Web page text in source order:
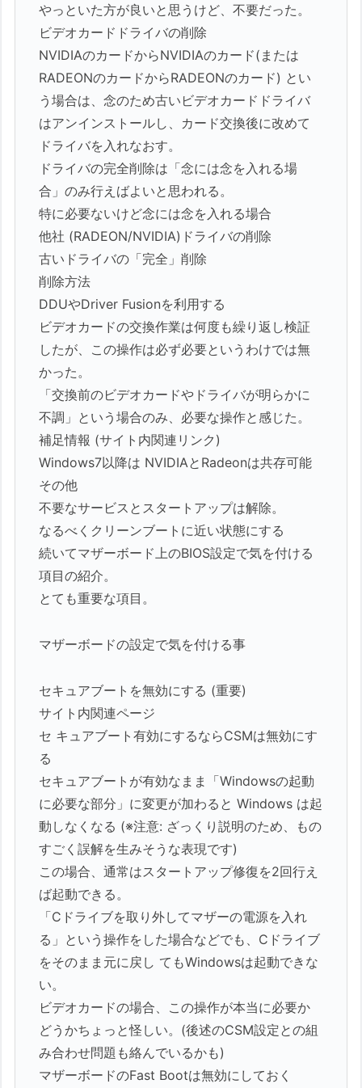
やっといた方が良いと思うけど、不要だった。
ビデオカードドライバの削除
NVIDIAのカードからNVIDIAのカード(または
RADEONのカードからRADEONのカード) とい
う場合は、念のため古いビデオカードドライバ
はアンインストールし、カード交換後に改めて
ドライバを入れなおす。
ドライバの完全削除は「念には念を入れる場
合」のみ行えばよいと思われる。
特に必要ないけど念には念を入れる場合
他社 (RADEON/NVIDIA)ドライバの削除
古いドライバの「完全」削除
削除方法
DDUやDriver Fusionを利用する
ビデオカードの交換作業は何度も繰り返し検証
したが、この操作は必ず必要というわけでは無
かった。
「交換前のビデオカードやドライバが明らかに
不調」という場合のみ、必要な操作と感じた。
補足情報 (サイト内関連リンク)
Windows7以降は NVIDIAとRadeonは共存可能
その他
不要なサービスとスタートアップは解除。
なるべくクリーンブートに近い状態にする
続いてマザーボード上のBIOS設定で気を付ける
項目の紹介。
とても重要な項目。
マザーボードの設定で気を付ける事
セキュアブートを無効にする (重要)
サイト内関連ページ
セ キュアブート有効にするならCSMは無効にす
る
セキュアブートが有効なまま「Windowsの起動
に必要な部分」に変更が加わると Windows は起
動しなくなる (※注意: ざっくり説明のため、もの
すごく誤解を生みそうな表現です)
この場合、通常はスタートアップ修復を2回行え
ば起動できる。
「Cドライブを取り外してマザーの電源を入れ
る」という操作をした場合などでも、Cドライブ
をそのまま元に戻し てもWindowsは起動できな
い。
ビデオカードの場合、この操作が本当に必要か
どうかちょっと怪しい。(後述のCSM設定との組
み合わせ問題も絡んでいるかも)
マザーボードのFast Bootは無効にしておく